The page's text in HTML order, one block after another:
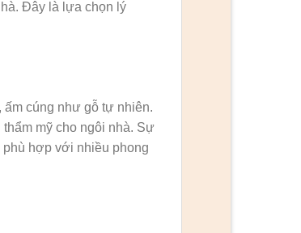
Đây là lựa chọn lý
ấm cúng như gỗ tự nhiên.
mỹ cho ngôi nhà. Sự
hợp với nhiều phong